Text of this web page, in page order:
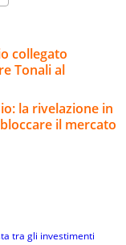
collegato
Tonali al
la rivelazione in
il mercato
tra gli investimenti